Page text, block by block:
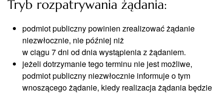
Tryb rozpatrywania żądania:
podmiot publiczny powinien zrealizować żądanie
niezwłocznie, nie później niż
w ciągu 7 dni od dnia wystąpienia z żądaniem.
jeżeli dotrzymanie tego terminu nie jest możliwe,
podmiot publiczny niezwłocznie informuje o tym
wnoszącego żądanie, kiedy realizacja żądania będzie